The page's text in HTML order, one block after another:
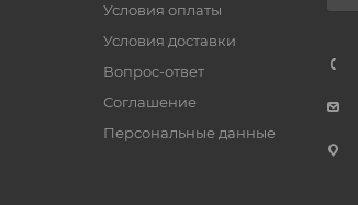
Условия оплаты
Условия доставки
Вопрос-ответ
Соглашение
Персональные данные